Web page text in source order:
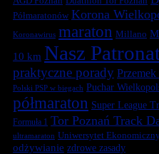
Półmaratonów Korona
Koronawirus maraton Millano
10 km Nasz
praktyczne porady
Polski PSP w biegach Puchar
półmaraton Super League
Formuła 1 Tor Poznań Track
ultramaraton Uniwersytet Ekonomiczny
odżywianie zdrowe zasady